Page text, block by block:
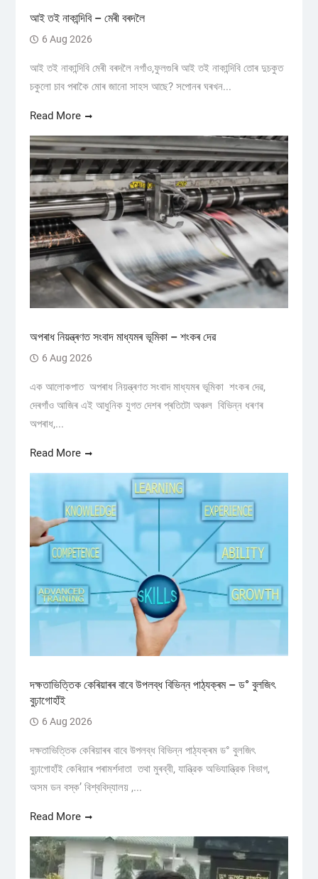
আই তই নাকান্দিবি – মেৰী বৰদলৈ
6 Aug 2026
আই তই নাকান্দিবি মেৰী বৰদলৈ নগাঁও,ফুলগুৰি আই তই নাকান্দিবি তোৰ দুচকুত
চকুলো চাব পৰাকৈ মোৰ জানো সাহস আছে? সপোনৰ ঘৰখন...
Read More
অপৰাধ নিয়ন্ত্ৰণত সংবাদ মাধ্যমৰ ভূমিকা – শংকৰ দেৱ
6 Aug 2026
এক আলোকপাত অপৰাধ নিয়ন্ত্ৰণত সংবাদ মাধ্যমৰ ভূমিকা শংকৰ দেৱ,
দেৰগাঁও আজিৰ এই আধুনিক যুগত দেশৰ প্ৰতিটো অঞ্চল বিভিন্ন ধৰণৰ
অপৰাধ,...
Read More
দক্ষতাভিত্তিক কেৰিয়াৰৰ বাবে উপলব্ধ বিভিন্ন পাঠ্যক্ৰম – ড° বুলজিৎ
বুঢ়াগোহাঁই
6 Aug 2026
দক্ষতাভিত্তিক কেৰিয়াৰৰ বাবে উপলব্ধ বিভিন্ন পাঠ্যক্ৰম ড° বুলজিৎ
বুঢ়াগোহাঁই কেৰিয়াৰ পৰামৰ্শদাতা তথা মুৰব্বী, যান্ত্রিক অভিযান্ত্রিক বিভাগ,
অসম ডন বস্ক’ বিশ্ববিদ্যালয় ,...
Read More